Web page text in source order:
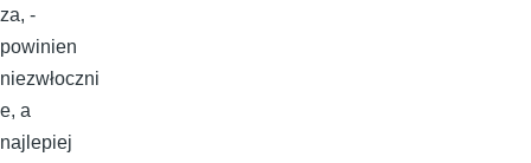
za, -
powinien
niezwłoczni
e, a
najlepiej